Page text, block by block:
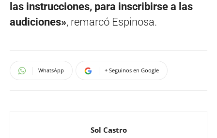
las instrucciones, para inscribirse a las
audiciones», remarcó Espinosa.
WhatsApp + Seguinos en Google
Sol Castro